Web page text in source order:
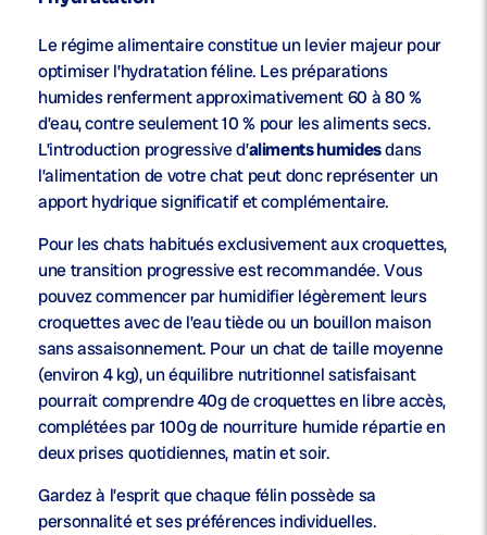
Le régime alimentaire constitue un levier majeur pour
optimiser l’hydratation féline. Les préparations
humides renferment approximativement 60 à 80 %
d’eau, contre seulement 10 % pour les aliments secs.
L’introduction progressive d’aliments humidesdans
l’alimentation de votre chat peut donc représenter un
apport hydrique significatif et complémentaire.
Pour les chats habitués exclusivement aux croquettes,
une transition progressive est recommandée. Vous
pouvez commencer par humidifier légèrement leurs
croquettes avec de l’eau tiède ou un bouillon maison
sans assaisonnement. Pour un chat de taille moyenne
(environ 4 kg), un équilibre nutritionnel satisfaisant
pourrait comprendre 40g de croquettes en libre accès,
complétées par 100g de nourriture humide répartie en
deux prises quotidiennes, matin et soir.
Gardez à l’esprit que chaque félin possède sa
personnalité et ses préférences individuelles.